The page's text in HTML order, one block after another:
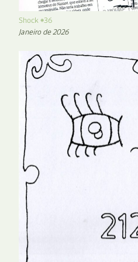
Shock #36
Janeiro de 2026